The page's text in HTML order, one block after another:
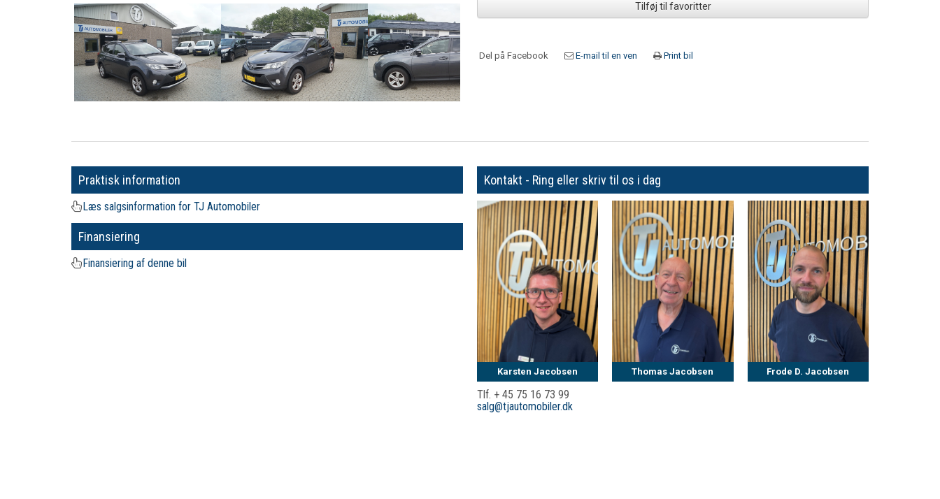
Tilføj til favoritter
Del på Facebook E-mail til en ven Print bil
Praktisk information
Læs salgsinformation for TJ Automobiler
Finansiering
Finansiering af denne bil
Kontakt - Ring eller skriv til os i dag
Karsten Jacobsen Thomas Jacobsen Frode D. Jacobsen
Tlf. + 45 75 16 73 99
salg@tjautomobiler.dk